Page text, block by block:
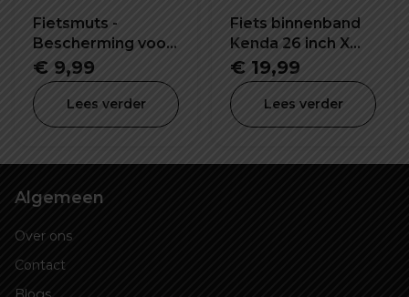
Fietsmuts -
Bescherming voor
het hele gezicht!
€ 9,99
Lees verder
Fiets binnenband
Kenda 26 inch X
4.0 K1188
€ 19,99
Lees verder
Algemeen
Over ons
Contact